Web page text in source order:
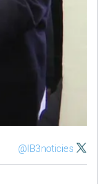
@IB3noticies